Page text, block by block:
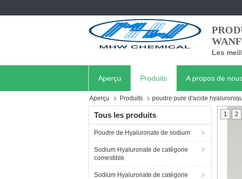
Les
Aperçu Produits A propos de
Aperçu Produits poudre pure d'acide
Tous les produits
Poudre de Hyaluronate de sodium
Sodium Hyaluronate de catégorie
comestible
Sodium Hyaluronate de catégorie
1 2